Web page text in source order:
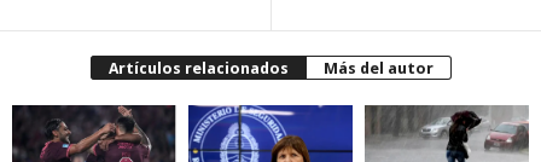
Artículos relacionados Más del autor